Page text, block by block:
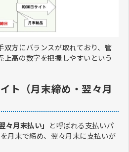
双方にバランスが取れており、管
高の数字を把握しやすいという
ト（月末締め・翌々月
々月末払い」
と呼ばれる支払いパ
月末で締め、翌々月末に支払いが